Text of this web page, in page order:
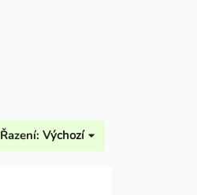
Řazení: Výchozí